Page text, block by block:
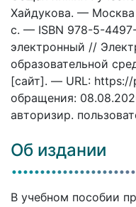
Хайдукова. —
c. — ISBN 978-5-
электронный //
образовательной
[сайт]. — URL:
обращения:
авторизир.
Об издании
В учебном пособии